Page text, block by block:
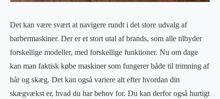
Det kan være svært at navigere rundt i det store udvalg af
barbermaskiner. Der er et stort utal af brands, som alle tilbyder
forskellige modeller, med forskellige funktioner. Nu om dage
kan man faktisk købe maskiner som fungerer både til trimning af
hår og skæg. Det kan også variere alt efter hvordan din
skægvækst er, hvad du har behov for. Du kan derfor også hurtigt